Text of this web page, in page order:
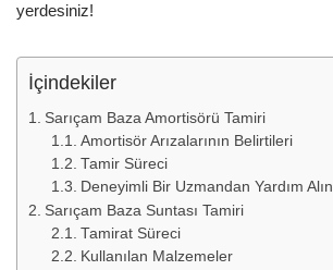
yerdesiniz!
İçindekiler
Sarıçam Baza Amortisörü Tamiri
Amortisör Arızalarının Belirtileri
Tamir Süreci
Deneyimli Bir Uzmandan Yardım Alın
Sarıçam Baza Suntası Tamiri
Tamirat Süreci
Kullanılan Malzemeler